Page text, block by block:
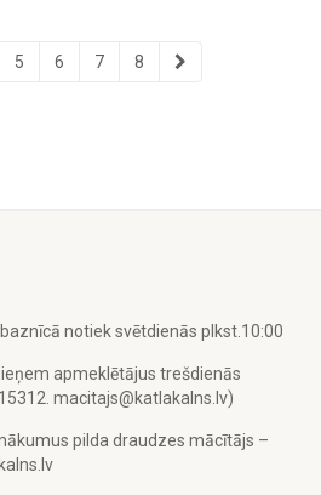
5 6 7 8
notiek svētdienās plkst.10:00
apmeklētājus trešdienās
macitajs@katlakalns.lv)
pilda draudzes mācītājs –